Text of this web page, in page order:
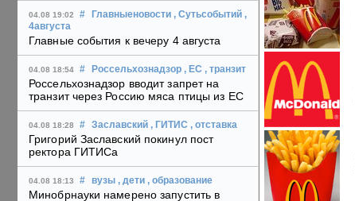
04.08 19:02 # Главныеновости , Сутьсобытий ,
4августа
Главные события к вечеру 4 августа
04.08 18:54 # Россельхознадзор , ЕС , транзит
Россельхознадзор вводит запрет на
транзит через Россию мяса птицы из ЕС
04.08 18:28 # Заславский , ГИТИС , отставка
Григорий Заславский покинул пост
ректора ГИТИСа
04.08 18:13 # вузы , дети , образование
Минобрнауки намерено запустить в